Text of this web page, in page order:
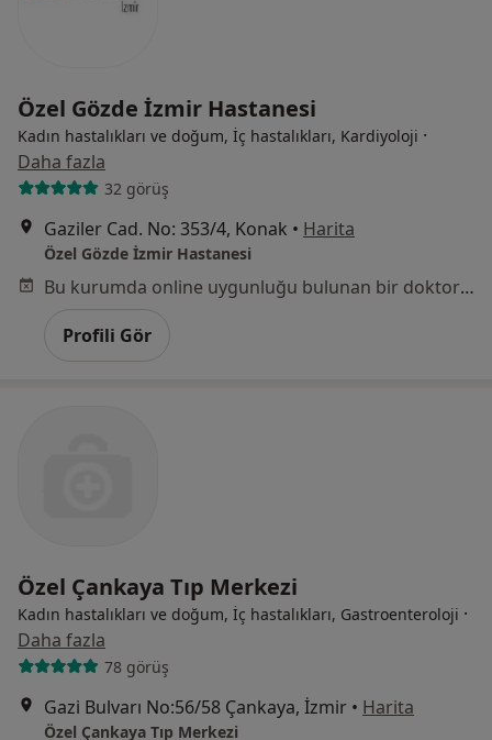
Özel Gözde İzmir Hastanesi
Kadın hastalıkları ve doğum, İç hastalıkları, Kardiyoloji ·
Daha fazla
32 görüş
Gaziler Cad. No: 353/4, Konak • Harita
Özel Gözde İzmir Hastanesi
Bu kurumda online uygunluğu bulunan bir doktor veya uzman bulunamadı
Profili Gör
Özel Çankaya Tıp Merkezi
Kadın hastalıkları ve doğum, İç hastalıkları, Gastroenteroloji ·
Daha fazla
78 görüş
Gazi Bulvarı No:56/58 Çankaya, İzmir • Harita
Özel Çankaya Tıp Merkezi